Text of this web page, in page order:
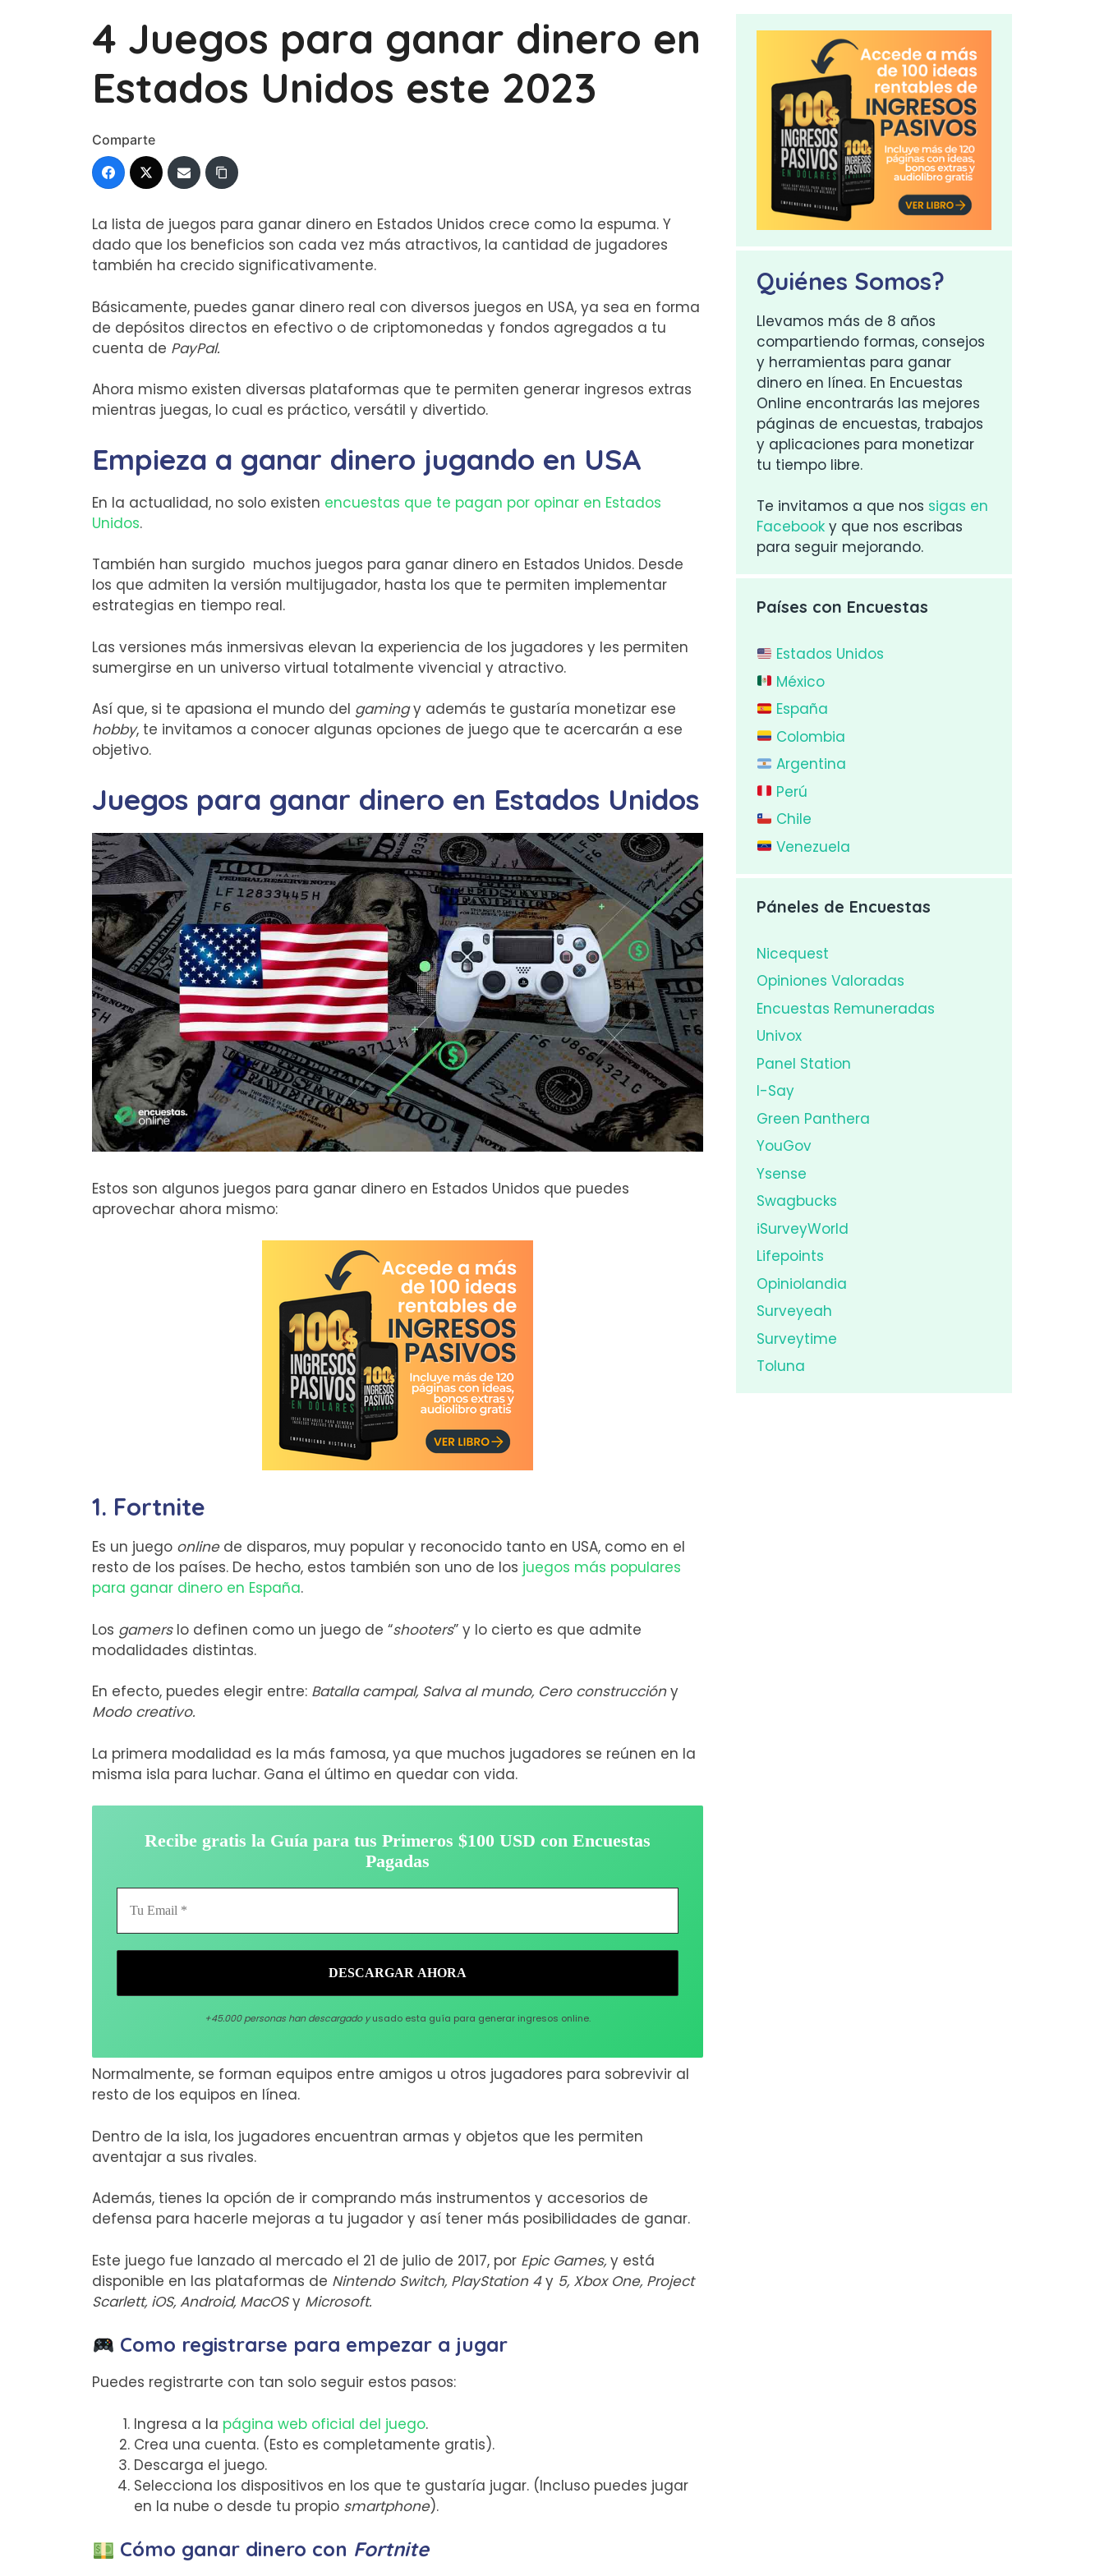
4 Juegos para ganar dinero en
Estados Unidos este 2023
Comparte
La lista de juegos para ganar dinero en Estados Unidos crece como la espuma. Y
dado que los beneficios son cada vez más atractivos, la cantidad de jugadores
también ha crecido significativamente.
Básicamente, puedes ganar dinero real con diversos juegos en USA, ya sea en forma
de depósitos directos en efectivo o de criptomonedas y fondos agregados a tu
cuenta de PayPal.
Ahora mismo existen diversas plataformas que te permiten generar ingresos extras
mientras juegas, lo cual es práctico, versátil y divertido.
Empieza a ganar dinero jugando en USA
En la actualidad, no solo existen encuestas que te pagan por opinar en Estados
Unidos.
También han surgido muchos juegos para ganar dinero en Estados Unidos. Desde
los que admiten la versión multijugador, hasta los que te permiten implementar
estrategias en tiempo real.
Las versiones más inmersivas elevan la experiencia de los jugadores y les permiten
sumergirse en un universo virtual totalmente vivencial y atractivo.
Así que, si te apasiona el mundo del gamingy además te gustaría monetizar ese
hobby, te invitamos a conocer algunas opciones de juego que te acercarán a ese
objetivo.
Juegos para ganar dinero en Estados Unidos
Estos son algunos juegos para ganar dinero en Estados Unidos que puedes
aprovechar ahora mismo:
1. Fortnite
Es un juego onlinede disparos, muy popular y reconocido tanto en USA, como en el
resto de los países. De hecho, estos también son uno de los juegos más populares
para ganar dinero en España.
Los gamerslo definen como un juego de “shooters” y lo cierto es que admite
modalidades distintas.
En efecto, puedes elegir entre: Batalla campal, Salva al mundo, Cero construccióny
Modo creativo.
La primera modalidad es la más famosa, ya que muchos jugadores se reúnen en la
misma isla para luchar. Gana el último en quedar con vida.
Recibe gratis la Guía para tus Primeros $100 USD con Encuestas
Pagadas
Tu
Email
+45.000 personas han descargado yusado esta guía para generar ingresos online.
Normalmente, se forman equipos entre amigos u otros jugadores para sobrevivir al
resto de los equipos en línea.
Dentro de la isla, los jugadores encuentran armas y objetos que les permiten
aventajar a sus rivales.
Además, tienes la opción de ir comprando más instrumentos y accesorios de
defensa para hacerle mejoras a tu jugador y así tener más posibilidades de ganar.
Este juego fue lanzado al mercado el 21 de julio de 2017, por Epic Games, y está
disponible en las plataformas de Nintendo Switch, PlayStation 4y 5, Xbox One, Project
Scarlett, iOS, Android, MacOSy Microsoft.
Como registrarse para empezar a jugar
Puedes registrarte con tan solo seguir estos pasos:
Ingresa a la página web oficial del juego.
Crea una cuenta. (Esto es completamente gratis).
Descarga el juego.
Selecciona los dispositivos en los que te gustaría jugar. (Incluso puedes jugar
en la nube o desde tu propio smartphone).
Cómo ganar dinero con Fortnite
Quiénes Somos?
Llevamos más de 8 años
compartiendo formas, consejos
y herramientas para ganar
dinero en línea. En Encuestas
Online encontrarás las mejores
páginas de encuestas, trabajos
y aplicaciones para monetizar
tu tiempo libre.
Te invitamos a que nos sigas en
Facebook y que nos escribas
para seguir mejorando.
Países con Encuestas
Estados Unidos
México
España
Colombia
Argentina
Perú
Chile
Venezuela
Páneles de Encuestas
Nicequest
Opiniones Valoradas
Encuestas Remuneradas
Univox
Panel Station
I-Say
Green Panthera
YouGov
Ysense
Swagbucks
iSurveyWorld
Lifepoints
Opiniolandia
Surveyeah
Surveytime
Toluna